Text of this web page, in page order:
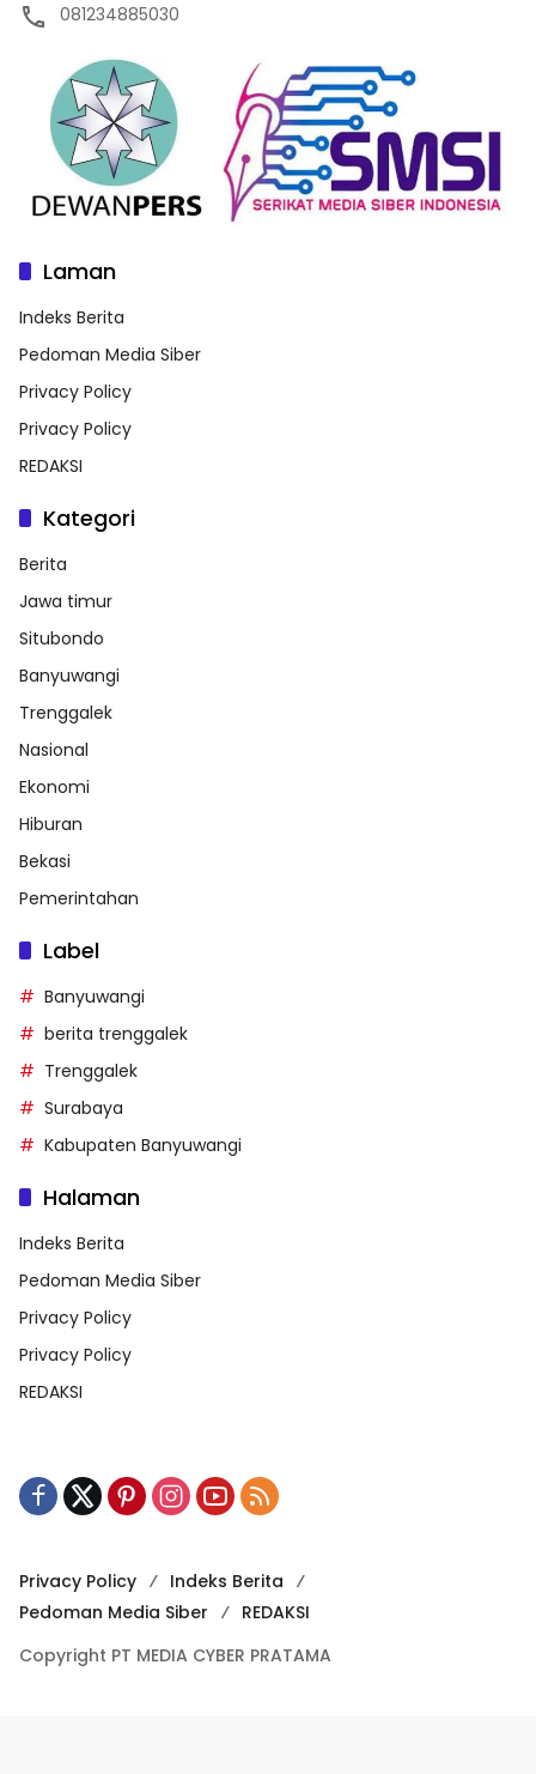
081234885030
Laman
Indeks Berita
Pedoman Media Siber
Privacy Policy
Privacy Policy
REDAKSI
Kategori
Berita
Jawa timur
Situbondo
Banyuwangi
Trenggalek
Nasional
Ekonomi
Hiburan
Bekasi
Pemerintahan
Label
Banyuwangi
berita trenggalek
Trenggalek
Surabaya
Kabupaten Banyuwangi
Halaman
Indeks Berita
Pedoman Media Siber
Privacy Policy
Privacy Policy
REDAKSI
Privacy Policy
Indeks Berita
Pedoman Media Siber
REDAKSI
Copyright PT MEDIA CYBER PRATAMA